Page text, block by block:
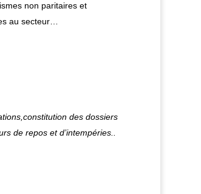
non paritaires et
au secteur…
des dossiers
de repos et d’intempéries..